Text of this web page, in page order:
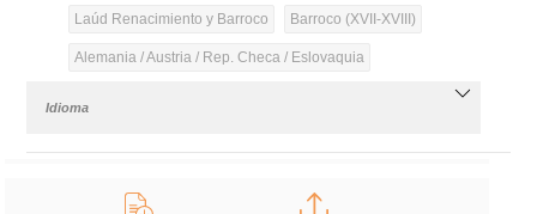
Laúd Renacimiento y Barroco Barroco (XVII-XVIII)
Alemania / Austria / Rep. Checa / Eslovaquia
Idioma